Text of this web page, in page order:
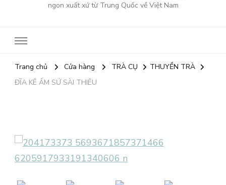
ngon xuất xứ từ Trung Quốc về Việt Nam
Trang chủ Cửa hàng TRÀ CỤ
THUYỀN TRÀ
ĐĨA KÊ ẤM SỨ SÀI THIÊU